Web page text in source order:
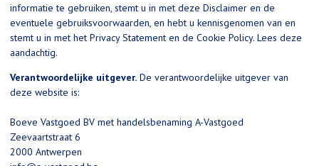
informatie te gebruiken, stemt u in met deze Disclaimer en de
eventuele gebruiksvoorwaarden, en hebt u kennisgenomen van en
stemt u in met het Privacy Statement en de Cookie Policy. Lees deze
aandachtig.
Verantwoordelijke uitgever. De verantwoordelijke uitgever van
deze website is:
Boeve Vastgoed BV met handelsbenaming A-Vastgoed
Zeevaartstraat 6
2000 Antwerpen